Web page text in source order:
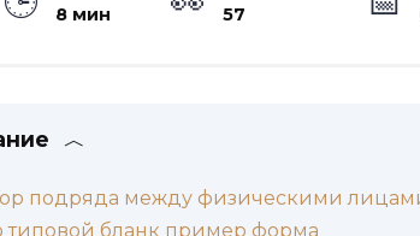
8 мин 57
подряда между физическими лицами
типовой бланк пример форма